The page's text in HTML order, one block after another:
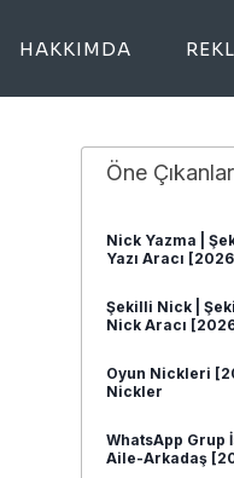
HAKKIMDA
Öne Çıkanlar
Nick Yazma |
Yazı Aracı
Şekilli Nick |
Nick Aracı
Oyun Nickleri
Nickler
WhatsApp
Aile-Arkadaş